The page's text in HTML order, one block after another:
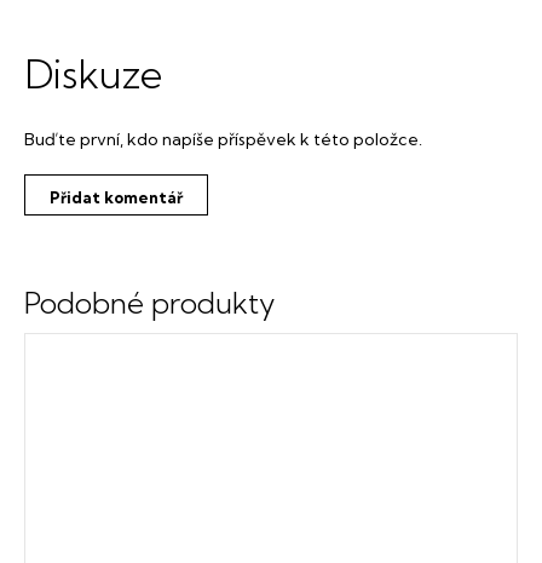
Diskuze
Buďte první, kdo napíše příspěvek k této položce.
Přidat komentář